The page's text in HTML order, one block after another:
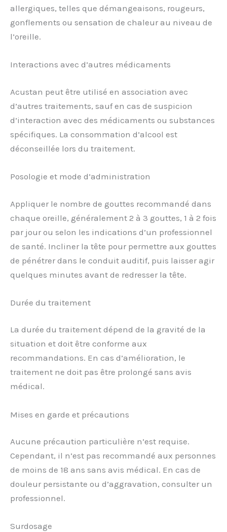
allergiques, telles que démangeaisons, rougeurs,
gonflements ou sensation de chaleur au niveau de
l’oreille.
Interactions avec d’autres médicaments
Acustan peut être utilisé en association avec
d’autres traitements, sauf en cas de suspicion
d’interaction avec des médicaments ou substances
spécifiques. La consommation d’alcool est
déconseillée lors du traitement.
Posologie et mode d’administration
Appliquer le nombre de gouttes recommandé dans
chaque oreille, généralement 2 à 3 gouttes, 1 à 2 fois
par jour ou selon les indications d’un professionnel
de santé. Incliner la tête pour permettre aux gouttes
de pénétrer dans le conduit auditif, puis laisser agir
quelques minutes avant de redresser la tête.
Durée du traitement
La durée du traitement dépend de la gravité de la
situation et doit être conforme aux
recommandations. En cas d’amélioration, le
traitement ne doit pas être prolongé sans avis
médical.
Mises en garde et précautions
Aucune précaution particulière n’est requise.
Cependant, il n’est pas recommandé aux personnes
de moins de 18 ans sans avis médical. En cas de
douleur persistante ou d’aggravation, consulter un
professionnel.
Surdosage